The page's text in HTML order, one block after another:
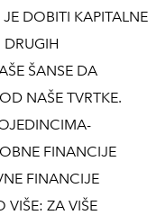
JE DOBITI KAPITALNE
ŠANSE DA
NAŠE TVRTKE.
FINANCIJE
FINANCIJE
ZA VIŠE